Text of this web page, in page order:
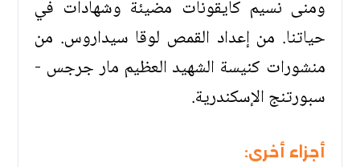
ومنى نسيم كأيقونات مضيئة وشهادات في
حياتنا. من إعداد القمص لوقا سيداروس. من
منشورات كنيسة الشهيد العظيم مار جرجس -
سبورتنج الإسكندرية.
أجزاء أخرى: